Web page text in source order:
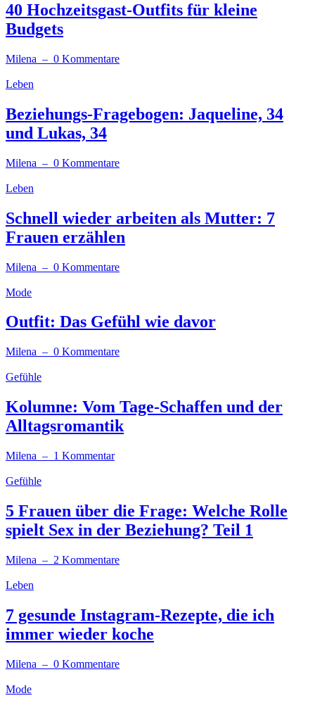
40 Hochzeitsgast-Outfits für kleine
Budgets
Milena – 0 Kommentare
Leben
Beziehungs-Fragebogen: Jaqueline, 34
und Lukas, 34
Milena – 0 Kommentare
Leben
Schnell wieder arbeiten als Mutter: 7
Frauen erzählen
Milena – 0 Kommentare
Mode
Outfit: Das Gefühl wie davor
Milena – 0 Kommentare
Gefühle
Kolumne: Vom Tage-Schaffen und der
Alltagsromantik
Milena – 1 Kommentar
Gefühle
5 Frauen über die Frage: Welche Rolle
spielt Sex in der Beziehung? Teil 1
Milena – 2 Kommentare
Leben
7 gesunde Instagram-Rezepte, die ich
immer wieder koche
Milena – 0 Kommentare
Mode